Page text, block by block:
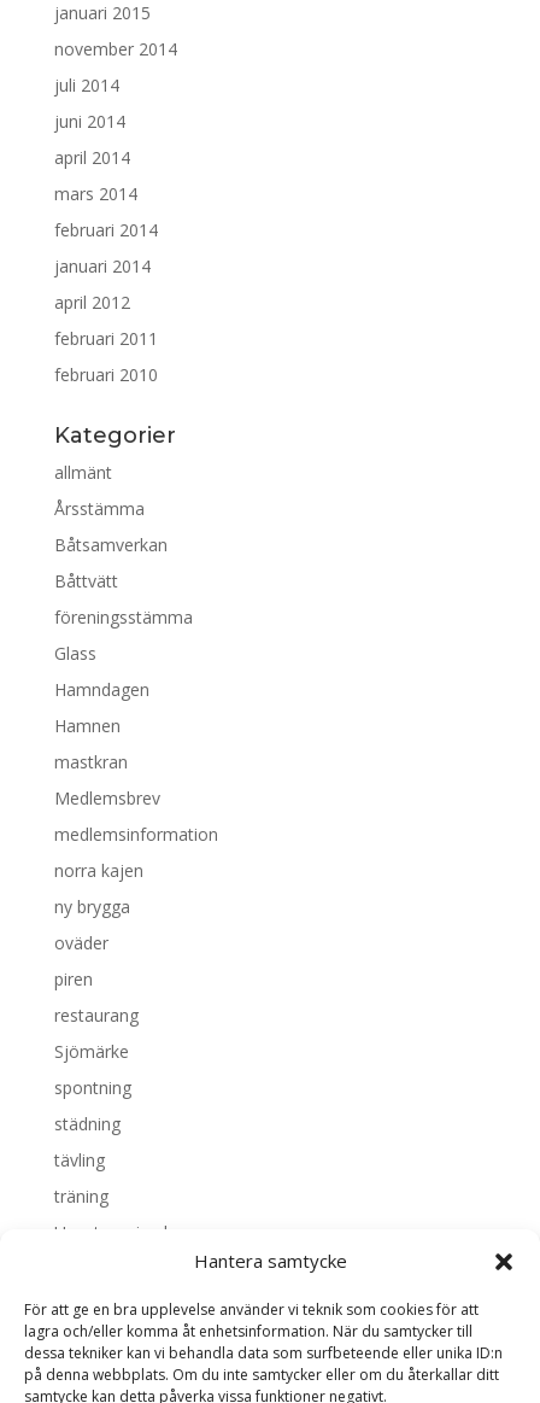
Hantera samtycke
För att ge en bra upplevelse använder vi teknik som cookies för att
lagra och/eller komma åt enhetsinformation. När du samtycker till
dessa tekniker kan vi behandla data som surfbeteende eller unika ID:n
på denna webbplats. Om du inte samtycker eller om du återkallar ditt
samtycke kan detta påverka vissa funktioner negativt.
januari 2015
november 2014
juli 2014
juni 2014
april 2014
mars 2014
februari 2014
januari 2014
april 2012
februari 2011
februari 2010
Kategorier
allmänt
Årsstämma
Båtsamverkan
Båttvätt
föreningsstämma
Glass
Hamndagen
Hamnen
mastkran
Medlemsbrev
medlemsinformation
norra kajen
ny brygga
oväder
piren
restaurang
Sjömärke
spontning
städning
tävling
träning
Uncategorized
vattenrättsfrågan
Meta